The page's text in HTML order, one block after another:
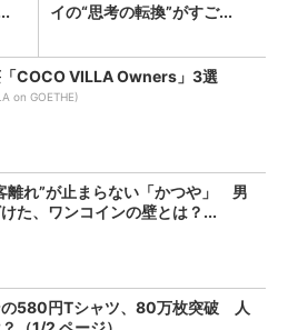
イの“思考の転換”がすご...
COCO VILLA Owners」3選
on GOETHE)
離れ”が止まらない「かつや」 男
た、ワンコインの壁とは？...
の580円Tシャツ、80万枚突破 人